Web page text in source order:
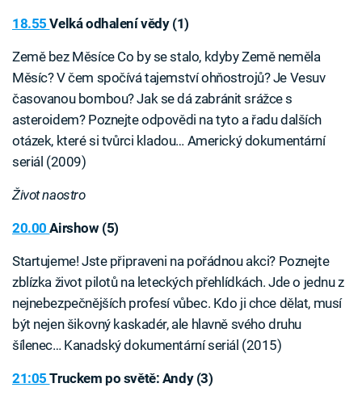
18.55Velká odhalení vědy (1)
Země bez Měsíce Co by se stalo, kdyby Země neměla
Měsíc? V čem spočívá tajemství ohňostrojů? Je Vesuv
časovanou bombou? Jak se dá zabránit srážce s
asteroidem? Poznejte odpovědi na tyto a řadu dalších
otázek, které si tvůrci kladou… Americký dokumentární
seriál (2009)
Život naostro
20.00Airshow (5)
Startujeme! Jste připraveni na pořádnou akci? Poznejte
zblízka život pilotů na leteckých přehlídkách. Jde o jednu z
nejnebezpečnějších profesí vůbec. Kdo ji chce dělat, musí
být nejen šikovný kaskadér, ale hlavně svého druhu
šílenec… Kanadský dokumentární seriál (2015)
21:05Truckem po světě: Andy (3)